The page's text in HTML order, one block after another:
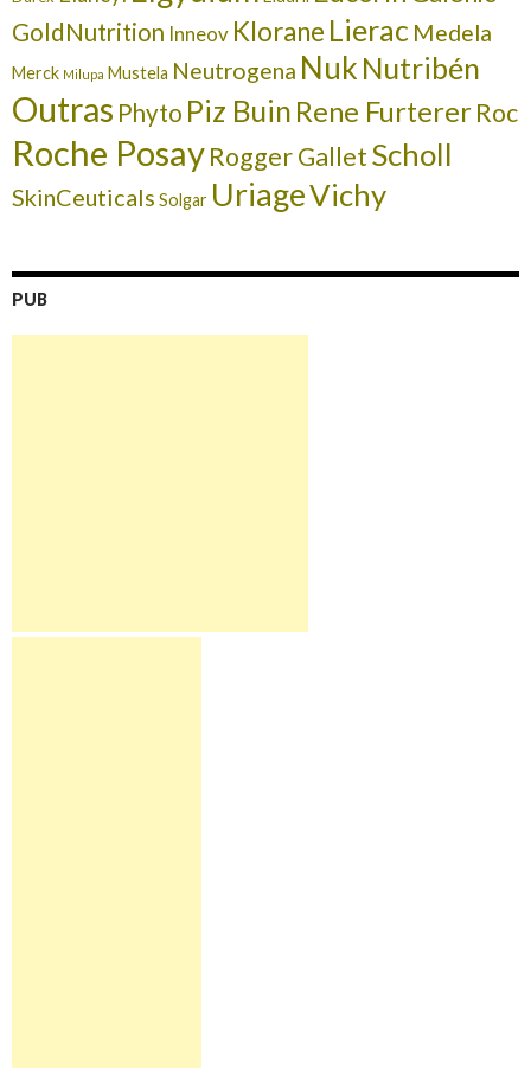
GoldNutrition Inneov Klorane Lierac Medela
Merck Milupa Mustela Neutrogena Nuk Nutribén
Outras Phyto Piz Buin Rene FurtererRoc
Roche PosayRogger GalletScholl
SkinCeuticals Solgar UriageVichy
PUB